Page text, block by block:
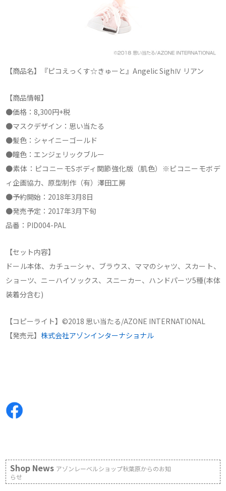
【商品名】『ピコえっくす☆きゅーと』Angelic SighⅣ リアン
【商品情報】
●価格：8,300円+税
●マスクデザイン：思い当たる
●髪色：シャイニーゴールド
●瞳色：エンジェリックブルー
●素体：ピコニーモSボディ関節強化版（肌色）※ピコニーモボデ
ィ企画協力、原型制作（有）澤田工房
●予約開始：2018年3月8日
●発売予定：2017年3月下旬
品番：PID004-PAL
【セット内容】
ドール本体、カチューシャ、ブラウス、ママのシャツ、スカート、
ショーツ、ニーハイソックス、スニーカー、ハンドパーツ5種(本体
装着分含む)
【コピーライト】©2018 思い当たる/AZONE INTERNATIONAL
【発売元】株式会社アゾンインターナショナル
Shop News アゾンレーベルショップ秋葉原からのお知
らせ